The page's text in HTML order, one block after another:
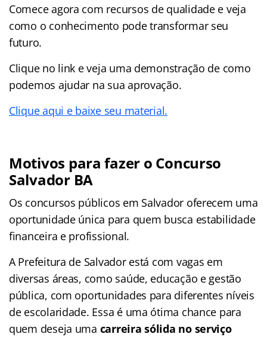
Comece agora com recursos de qualidade e veja
como o conhecimento pode transformar seu
futuro.
Clique no link e veja uma demonstração de como
podemos ajudar na sua aprovação.
Clique aqui e baixe seu material.
Motivos para fazer o Concurso
Salvador BA
Os concursos públicos em Salvador oferecem uma
oportunidade única para quem busca estabilidade
financeira e profissional.
A Prefeitura de Salvador está com vagas em
diversas áreas, como saúde, educação e gestão
pública, com oportunidades para diferentes níveis
de escolaridade. Essa é uma ótima chance para
quem deseja uma carreira sólida no serviço